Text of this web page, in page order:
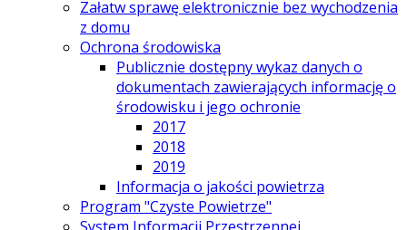
Załatw sprawę elektronicznie bez wychodzenia
z domu
Ochrona środowiska
Publicznie dostępny wykaz danych o
dokumentach zawierających informację o
środowisku i jego ochronie
2017
2018
2019
Informacja o jakości powietrza
Program "Czyste Powietrze"